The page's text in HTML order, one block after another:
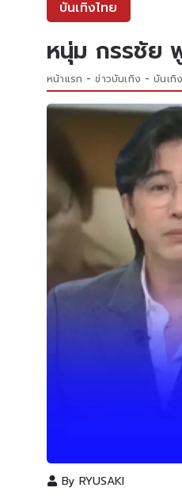
บันเทิงไทย
หนุ่ม กรรชัย
หน้าแรก ข่าวบันเทิง บันเทิ
By RYUSAKI